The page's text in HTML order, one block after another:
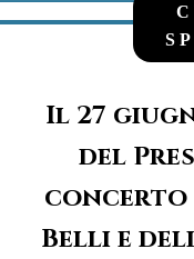
Il 27
del
concerto
Belli e